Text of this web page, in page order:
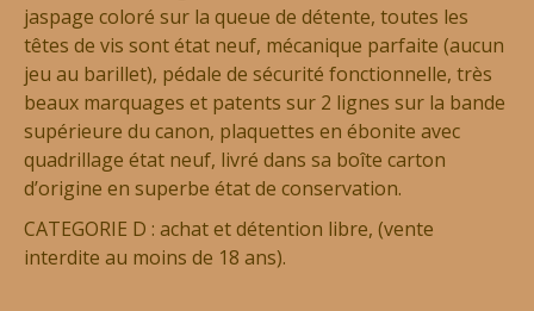
jaspage coloré sur la queue de détente, toutes les
têtes de vis sont état neuf, mécanique parfaite (aucun
jeu au barillet), pédale de sécurité fonctionnelle, très
beaux marquages et patents sur 2 lignes sur la bande
supérieure du canon, plaquettes en ébonite avec
quadrillage état neuf, livré dans sa boîte carton
d’origine en superbe état de conservation.
CATEGORIE D : achat et détention libre, (vente
interdite au moins de 18 ans).